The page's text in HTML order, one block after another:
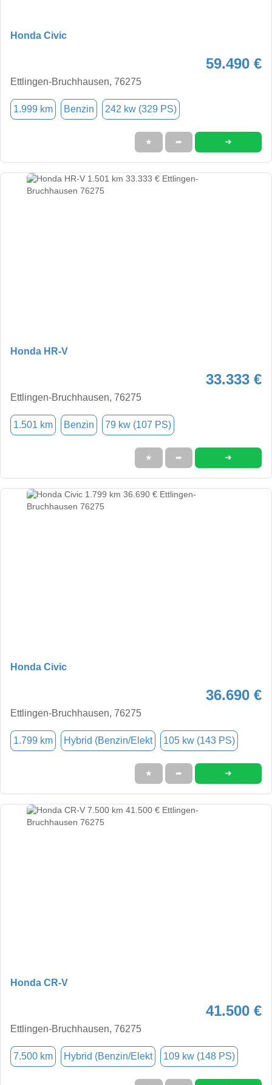
Honda Civic
59.490 €
Ettlingen-Bruchhausen, 76275
1.999 km Benzin 242 kw (329 PS)
★ ➦ ➜
Honda HR-V
33.333 €
Ettlingen-Bruchhausen, 76275
1.501 km Benzin 79 kw (107 PS)
★ ➦ ➜
Honda Civic
36.690 €
Ettlingen-Bruchhausen, 76275
1.799 km Hybrid (Benzin/Elekt 105 kw (143 PS)
★ ➦ ➜
Honda CR-V
41.500 €
Ettlingen-Bruchhausen, 76275
7.500 km Hybrid (Benzin/Elekt 109 kw (148 PS)